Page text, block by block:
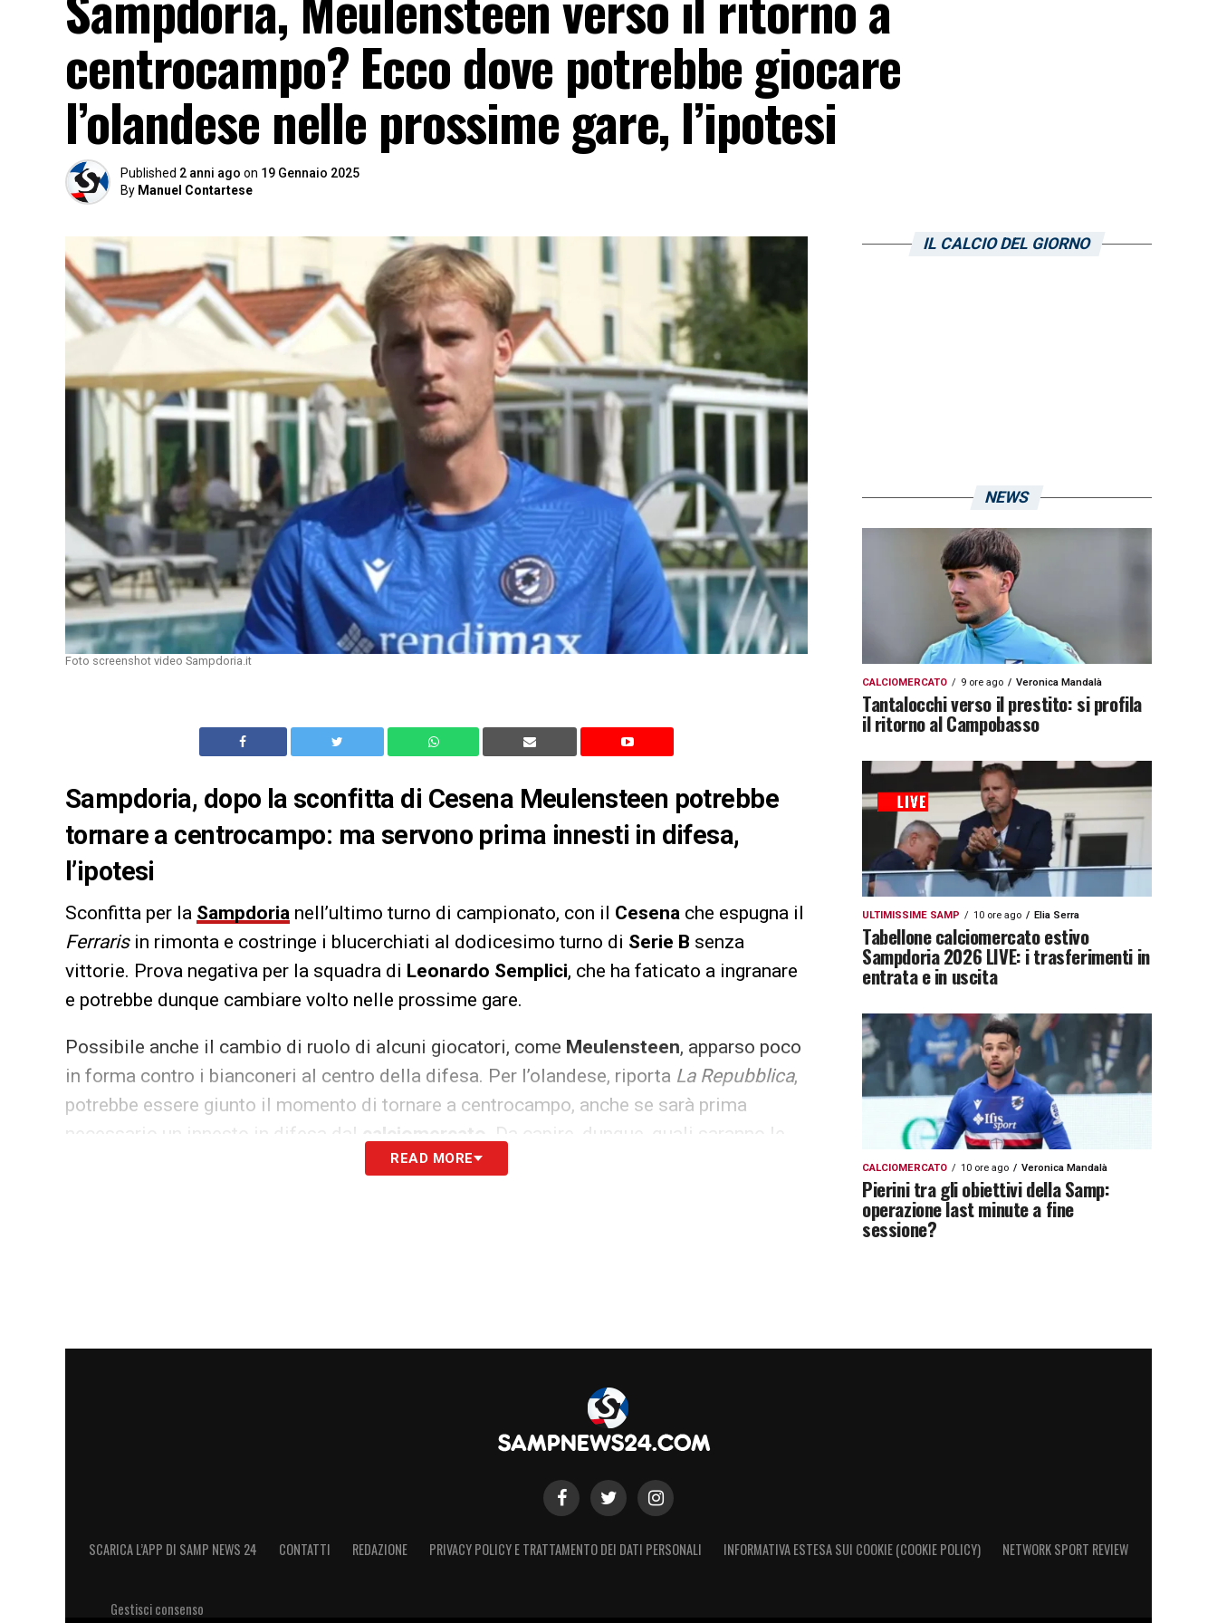
centrocampo? Ecco dove potrebbe giocare
l’olandese nelle prossime gare, l’ipotesi
Published 2 anni ago on 19 Gennaio 2025
By Manuel Contartese
Foto screenshot video Sampdoria.it
Sampdoria, dopo la sconfitta di Cesena Meulensteen potrebbe
tornare a centrocampo: ma servono prima innesti in difesa,
l’ipotesi
Sconfitta per la Sampdoria nell’ultimo turno di campionato, con il Cesena che espugna il
Ferrarisin rimonta e costringe i blucerchiati al dodicesimo turno di Serie B senza
vittorie. Prova negativa per la squadra di Leonardo Semplici, che ha faticato a ingranare
e potrebbe dunque cambiare volto nelle prossime gare.
Possibile anche il cambio di ruolo di alcuni giocatori, come Meulensteen, apparso poco
in forma contro i bianconeri al centro della difesa. Per l’olandese, riporta La Repubblica,
potrebbe essere giunto il momento di tornare a centrocampo, anche se sarà prima
necessario un innesto in difesa dal
calciomercato
. Da capire, dunque, quali saranno le
READ MORE
IL CALCIO DEL GIORNO
NEWS
CALCIOMERCATO 9 ore ago Veronica Mandalà
Tantalocchi verso il prestito: si profila
il ritorno al Campobasso
ULTIMISSIME SAMP 10 ore ago Elia Serra
Tabellone calciomercato estivo
Sampdoria 2026 LIVE: i trasferimenti in
entrata e in uscita
CALCIOMERCATO 10 ore ago Veronica Mandalà
Pierini tra gli obiettivi della Samp:
operazione last minute a fine
sessione?
SCARICA L’APP DI SAMP NEWS 24 CONTATTI REDAZIONE PRIVACY POLICY E TRATTAMENTO DEI DATI PERSONALI INFORMATIVA ESTESA SUI COOKIE (COOKIE POLICY) NETWORK SPORT REVIEW
Gestisci consenso